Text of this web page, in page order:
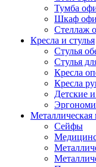
Тумба
Шкаф
Стеллаж
Кресла и стулья
Стулья
Стулья
Кресла
Кресла
Детские
Металлическая
Сейфы